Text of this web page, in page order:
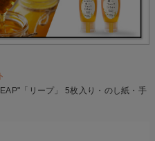
「リープ」 5枚入り・のし紙・手